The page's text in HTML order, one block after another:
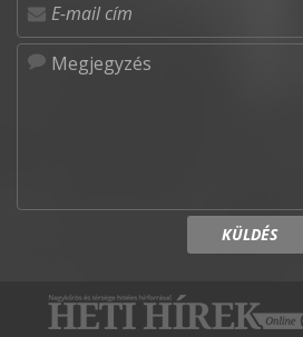
KÜLDÉS